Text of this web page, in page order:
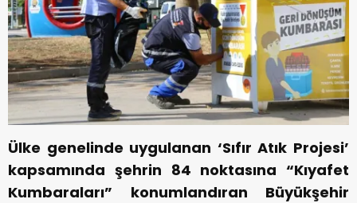
Ülke genelinde uygulanan ‘Sıfır Atık Projesi’
kapsamında şehrin 84 noktasına “Kıyafet
Kumbaraları” konumlandıran Büyükşehir